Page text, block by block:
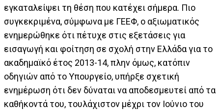
εγκαταλείψει τη θέση που κατέχει σήμερα. Πιο
συγκεκριμένα, σύμφωνα με ΓΕΕΦ, ο αξιωματικός
ενημερώθηκε ότι πέτυχε στις εξετάσεις για
εισαγωγή και φοίτηση σε σχολή στην Ελλάδα για το
ακαδημαϊκό έτος 2013-14, πλην όμως, κατόπιν
οδηγιών από το Υπουργείο, υπήρξε σχετική
ενημέρωση ότι δεν δύναται να αποδεσμευτεί από τα
καθήκοντά του, τουλάχιστον μέχρι τον Ιούνιο του